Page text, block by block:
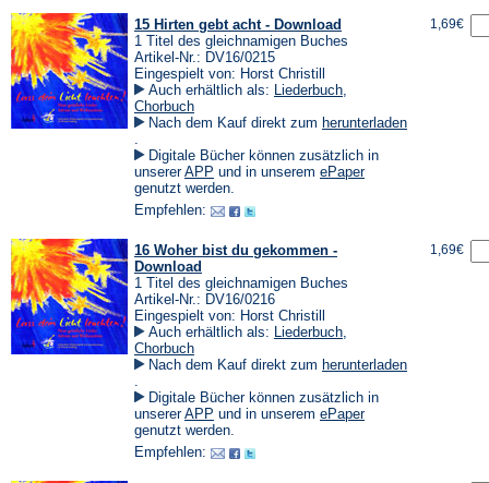
15 Hirten gebt acht - Download
1 Titel des gleichnamigen Buches
Artikel-Nr.: DV16/0215
Eingespielt von: Horst Christill
Auch erhältlich als: Liederbuch,
Chorbuch
Nach dem Kauf direkt zum herunterladen
in
einem
neuen
Tab)
.
Digitale Bücher können zusätzlich in
unsererAPP (Öffnet
in
neuen
und in unserem ePaper(Öffnet
genutzt werden.
Empfehlen:
1,69€
16 Woher bist du gekommen -
Download
1 Titel des gleichnamigen Buches
Artikel-Nr.: DV16/0216
Eingespielt von: Horst Christill
Auch erhältlich als: Liederbuch,
Chorbuch
Nach dem Kauf direkt zum herunterladen
in
einem
neuen
Tab)
.
Digitale Bücher können zusätzlich in
unsererAPP (Öffnet
in
neuen
und in unserem ePaper(Öffnet
genutzt werden.
Empfehlen:
1,69€